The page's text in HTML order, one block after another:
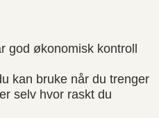
god økonomisk kontroll
kan bruke når du trenger
selv hvor raskt du